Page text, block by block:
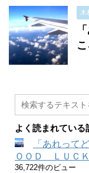
木
よく読まれている
「あれって
ＯＯＤ ＬＵＣＫ
36,722件のビュー